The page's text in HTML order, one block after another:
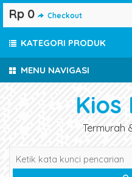
MENU NAVIGASI
Kios
Termurah
Rp 0 Checkout
KATEGORI PRODUK